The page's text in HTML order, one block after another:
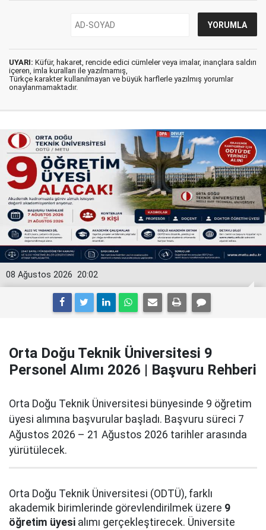
UYARI: Küfür, hakaret, rencide edici cümleler veya imalar, inançlara saldırı
içeren, imla kuralları ile yazılmamış,
Türkçe karakter kullanılmayan ve büyük harflerle yazılmış yorumlar
onaylanmamaktadır.
20:02
08 Ağustos 2026
Orta Doğu Teknik Üniversitesi 9
Personel Alımı 2026 | Başvuru Rehberi
Orta Doğu Teknik Üniversitesi bünyesinde 9 öğretim
üyesi alımına başvurular başladı. Başvuru süreci 7
Ağustos 2026 – 21 Ağustos 2026 tarihler arasında
yürütülecek.
Orta Doğu Teknik Üniversitesi (ODTÜ), farklı
akademik birimlerinde görevlendirilmek üzere 9
öğretim üyesi alımı gerçekleştirecek. Üniversite